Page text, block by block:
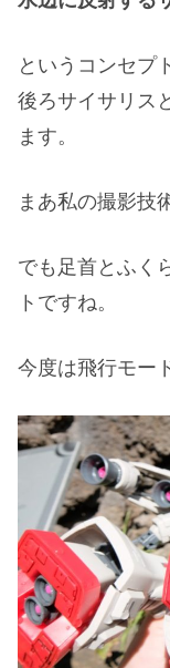
というコンセプ
後ろサイサリス
ます。
まあ私の撮影技
でも足首とふく
トですね。
今度は飛行モー